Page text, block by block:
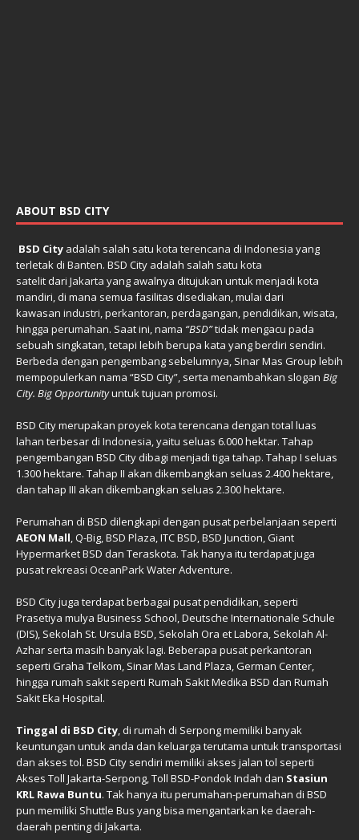
ABOUT BSD CITY
BSD City adalah salah satu kota terencana di Indonesia yang
terletak di Banten. BSD City adalah salah satu kota
satelit dari Jakarta yang awalnya ditujukan untuk menjadi kota
mandiri, di mana semua fasilitas disediakan, mulai dari
kawasan industri,perkantoran,perdagangan,pendidikan,wisata,
hingga perumahan. Saat ini, nama “BSD”tidak mengacu pada
sebuah singkatan, tetapi lebih berupa kata yang berdiri sendiri.
Berbeda dengan pengembang sebelumnya, Sinar Mas Group lebih
mempopulerkan nama “BSD City”, serta menambahkan slogan Big
City. Big Opportunityuntuk tujuan promosi.
BSD City merupakan proyekkota terencana dengan total luas
lahan terbesar di Indonesia, yaitu seluas 6.000 hektar. Tahap
pengembangan BSD City dibagi menjadi tiga tahap. Tahap I seluas
1.300 hektare. Tahap II akan dikembangkan seluas 2.400 hektare,
dan tahap III akan dikembangkan seluas 2.300 hektare.
Perumahan di BSD dilengkapi dengan pusat perbelanjaan seperti
AEON Mall, Q-Big, BSD Plaza, ITC BSD, BSD Junction, Giant
Hypermarket BSD dan Teraskota. Tak hanya itu terdapat juga
pusat rekreasi OceanPark Water Adventure.
BSD City juga terdapat berbagai pusat pendidikan, seperti
Prasetiya mulya Business School, Deutsche Internationale Schule
(DIS), Sekolah St. Ursula BSD, Sekolah Ora et Labora, Sekolah Al-
Azhar serta masih banyak lagi. Beberapa pusat perkantoran
seperti Graha Telkom, Sinar Mas Land Plaza, German Center,
hingga rumah sakit seperti Rumah Sakit Medika BSD dan Rumah
Sakit Eka Hospital.
Tinggal di BSD City, di rumah di Serpong memiliki banyak
keuntungan untuk anda dan keluarga terutama untuk transportasi
dan akses tol. BSD City sendiri memiliki akses jalan tol seperti
Akses Toll Jakarta-Serpong, Toll BSD-Pondok Indah dan Stasiun
KRL Rawa Buntu. Tak hanya itu perumahan-perumahan di BSD
pun memiliki Shuttle Bus yang bisa mengantarkan ke daerah-
daerah penting di Jakarta.